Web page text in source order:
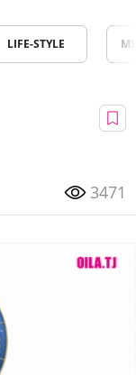
LIFE-STYLE
3471